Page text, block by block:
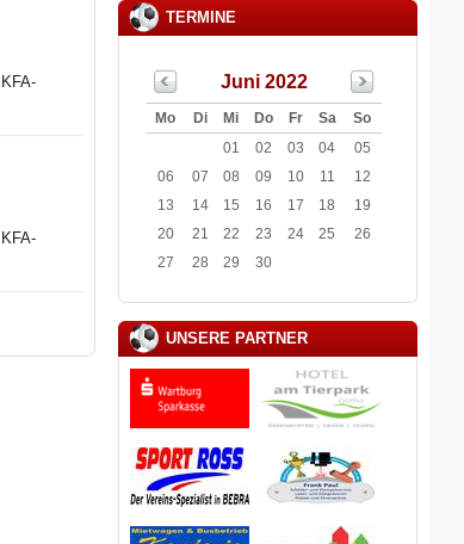
KFA-
KFA-
TERMINE
Juni 2022
Mo Di Mi Do Fr Sa
So
01
02 03 04
05
06
07 08 09 10 11
12
13
14 15 16 17 18
19
20
21 22 23 24 25
26
27
28 29 30
UNSERE PARTNER